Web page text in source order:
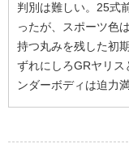
判別は難しい。25式
ったが、スポーツ色
持つ丸みを残した初
ずれにしろGRヤリス
ンダーボディは迫力満